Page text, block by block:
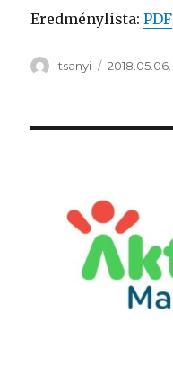
Eredménylista:PDF
Szerző
tsanyi Közzétéve
2018.05.06.